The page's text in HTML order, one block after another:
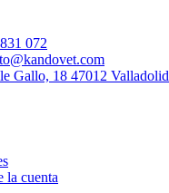
producto
072
Gallo, 18 47012 Valladolid
la cuenta